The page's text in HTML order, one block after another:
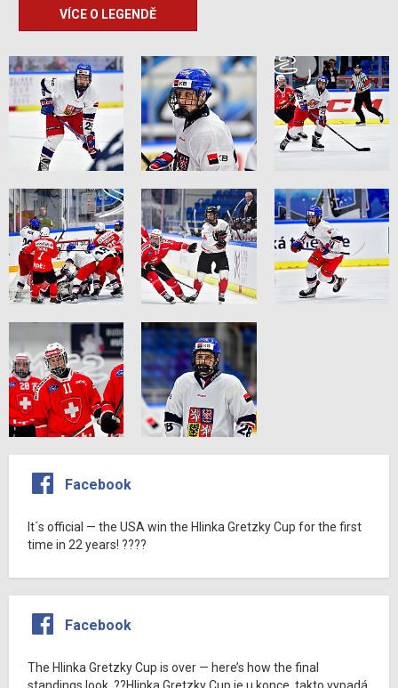
VÍCE O LEGENDĚ
Facebook
It´s official — the USA win the Hlinka Gretzky Cup for the first
time in 22 years! ????
Facebook
The Hlinka Gretzky Cup is over — here’s how the final